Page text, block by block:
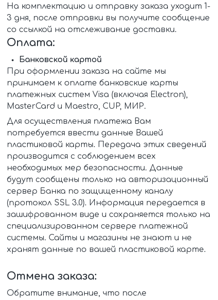
На комплектацию и отправку заказа уходит 1-
3 дня, после отправки вы получите сообщение
cо ссылкой на отслеживание доставки.
Оплата:
Банковской картой
При оформлении заказа на сайте мы
принимаем к оплате банковские карты
платежных систем Visa (включая Electron),
MasterCard и Maestro, CUP, МИР.
Для осуществления платежа Вам
потребуется ввести данные Вашей
пластиковой карты. Передача этих сведений
производится с соблюдением всех
необходимых мер безопасности. Данные
будут сообщены только на авторизационный
сервер Банка по защищенному каналу
(протокол SSL 3.0). Информация передается в
зашифрованном виде и сохраняется только на
специализированном сервере платежной
системы. Сайты и магазины не знают и не
хранят данные по вашей пластиковой карте.
Отмена заказа:
Обратите внимание, что после